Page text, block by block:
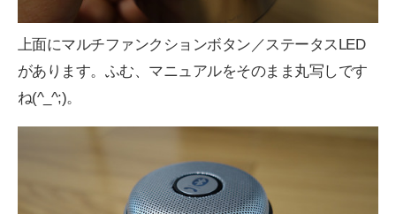
上面にマルチファンクションボタン／ステータスLED
があります。ふむ、マニュアルをそのまま丸写しです
ね(^_^;)。